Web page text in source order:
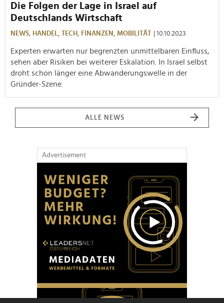
Die Folgen der Lage in Israel auf
Deutschlands Wirtschaft
NEWS, HANDEL, TECH, FINANZEN, MOBILITÄT | 10.10.2023
Experten erwarten nur begrenzten unmittelbaren Einfluss,
sehen aber Risiken bei weiterer Eskalation. In Israel selbst
droht schon länger eine Abwanderungswelle in der
Gründer-Szene.
ALLE NEWS
Advertisement